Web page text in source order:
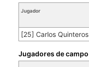
Jugador
[25] Carlos Quinteros
Jugadores de campo